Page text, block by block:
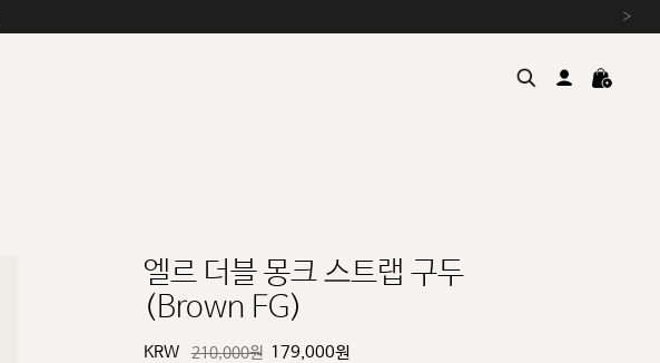
›
엘르 더블 몽크 스트랩 구두
(Brown FG)
KRW 210,000원 179,000원